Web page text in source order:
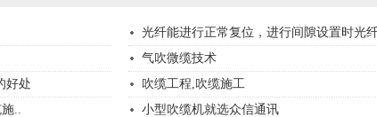
光纤能进行正常复位，进行间隙设置时光
气吹微缆技术
好处
吹缆工程,吹缆施工
..
小型吹缆机就选众信通讯